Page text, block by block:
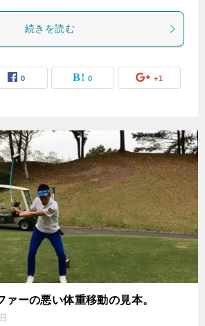
続きを読む
0 0 +1
ーの悪い体重移動の見本。